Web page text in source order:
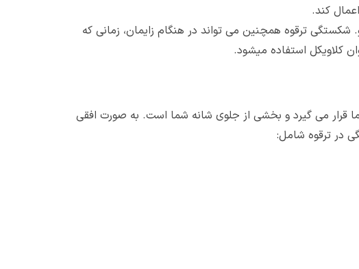
کند.
شکستگی ترقوه همچنین می تواند در هنگام زایمان، زمانی که
کلاویکل استفاده میشود.
قرار می گیرد و بخشی از جلوی شانه شما است. به صورت افقی
در ترقوه شامل: